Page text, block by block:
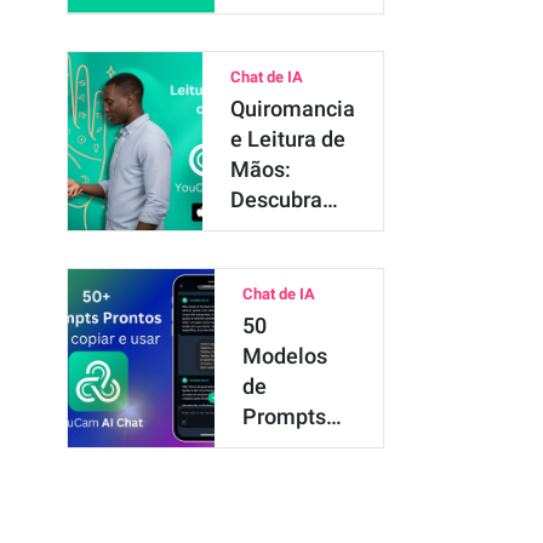
Suas Res…
Chat de IA
Quiromancia
e Leitura de
Mãos:
Descubra
Seu Futuro
Chat de IA
50
Modelos
de
Prompts
Prontos